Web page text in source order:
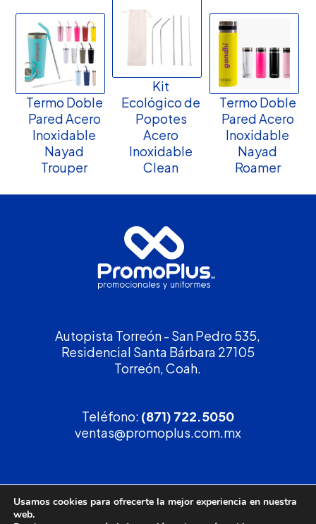
Termo Doble
Pared Acero
Inoxidable
Nayad
Trouper
Kit
Ecológico de
Popotes
Acero
Inoxidable
Clean
Termo Doble
Pared Acero
Inoxidable
Nayad
Roamer
Autopista Torreón - San Pedro 535,
Residencial Santa Bárbara 27105
Torreón, Coah.
Teléfono: (871) 722.5050
ventas@promoplus.com.mx
¡Solicita tucotización!
Usamos cookies para ofrecerte la mejor experiencia en nuestra
web.